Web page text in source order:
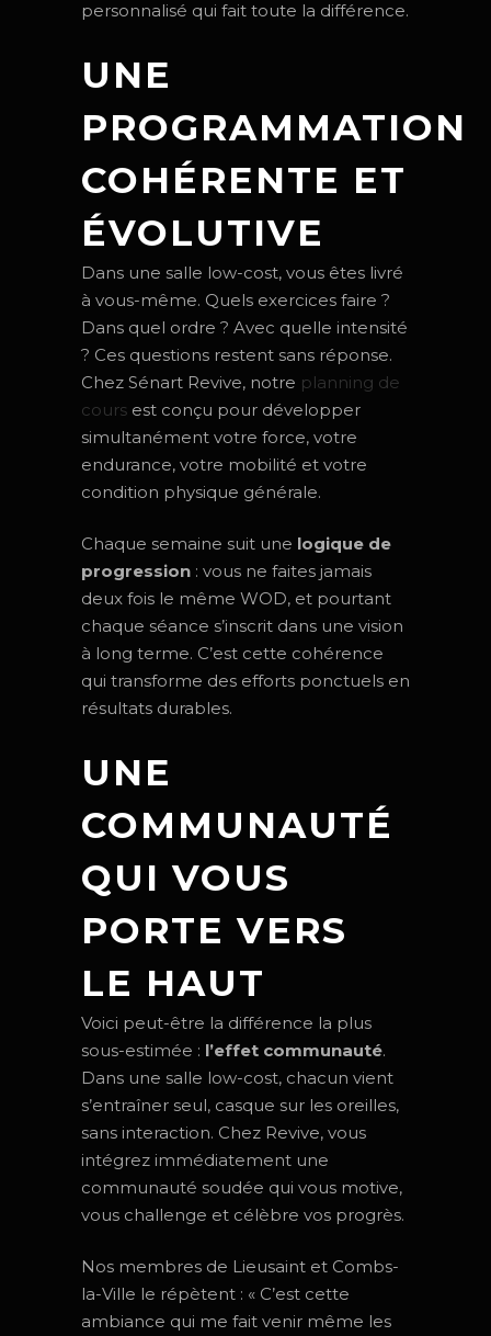
personnalisé qui fait toute la différence.
UNE
PROGRAMMATION
COHÉRENTE ET
ÉVOLUTIVE
Dans une salle low-cost, vous êtes livré
à vous-même. Quels exercices faire ?
Dans quel ordre ? Avec quelle intensité
? Ces questions restent sans réponse.
Chez Sénart Revive, notre planning de
cours est conçu pour développer
simultanément votre force, votre
endurance, votre mobilité et votre
condition physique générale.
Chaque semaine suit une logique de
progression : vous ne faites jamais
deux fois le même WOD, et pourtant
chaque séance s’inscrit dans une vision
à long terme. C’est cette cohérence
qui transforme des efforts ponctuels en
résultats durables.
UNE
COMMUNAUTÉ
QUI VOUS
PORTE VERS
LE HAUT
Voici peut-être la différence la plus
sous-estimée : l’effet communauté.
Dans une salle low-cost, chacun vient
s’entraîner seul, casque sur les oreilles,
sans interaction. Chez Revive, vous
intégrez immédiatement une
communauté soudée qui vous motive,
vous challenge et célèbre vos progrès.
Nos membres de Lieusaint et Combs-
la-Ville le répètent : « C’est cette
ambiance qui me fait venir même les